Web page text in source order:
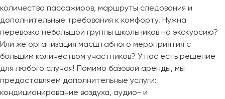
количество пассажиров, маршруты следования и
дополнительные требования к комфорту. Нужна
перевозка небольшой группы школьников на экскурсию?
Или же организация масштабного мероприятия с
большим количеством участников? У нас есть решение
для любого случая! Помимо базовой аренды, мы
предоставляем дополнительные услуги:
кондиционирование воздуха, аудио- и